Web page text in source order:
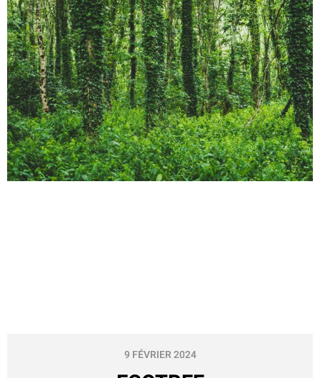
9 FÉVRIER 2024